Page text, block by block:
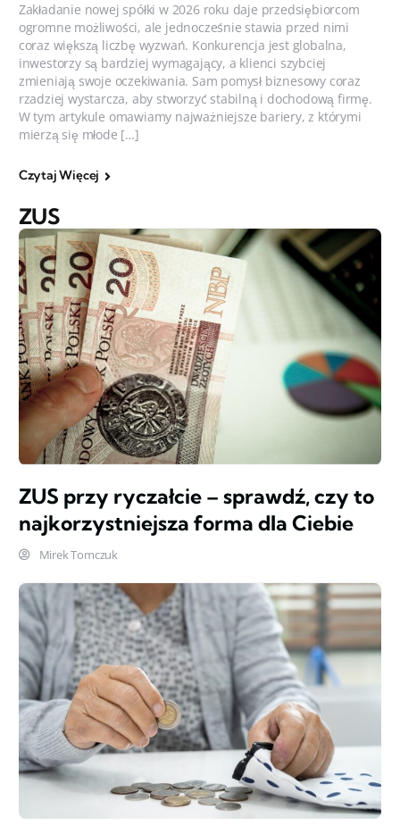
Zakładanie nowej spółki w 2026 roku daje przedsiębiorcom
ogromne możliwości, ale jednocześnie stawia przed nimi
coraz większą liczbę wyzwań. Konkurencja jest globalna,
inwestorzy są bardziej wymagający, a klienci szybciej
zmieniają swoje oczekiwania. Sam pomysł biznesowy coraz
rzadziej wystarcza, aby stworzyć stabilną i dochodową firmę.
W tym artykule omawiamy najważniejsze bariery, z którymi
mierzą się młode […]
Czytaj Więcej
ZUS
ZUS przy ryczałcie – sprawdź, czy to
najkorzystniejsza forma dla Ciebie
Mirek Tomczuk